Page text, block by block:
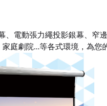
電動張力繩投影銀幕、窄
庭劇院...等各式環境，為您